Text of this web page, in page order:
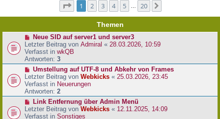
Seite von
1 2 3 4 5 20
Themen
N
e
u
e
r
B
e
i
t
a
g
Neue SID auf server1 und server3
Letzter Beitrag von Admiral « 28.03.2026, 10:59
Verfasst in wkQB
Antworten: 3
N
e
u
e
r
B
e
Umstellung auf UTF-8 und Abkehr von Frames
Letzter Beitrag von Webkicks « 25.03.2026, 23:45
Verfasst in Neuerungen
Antworten: 2
N
e
u
Link Entfernung über Admin Menü
Letzter Beitrag von Webkicks « 12.11.2025, 14:09
Verfasst in Sonstiges